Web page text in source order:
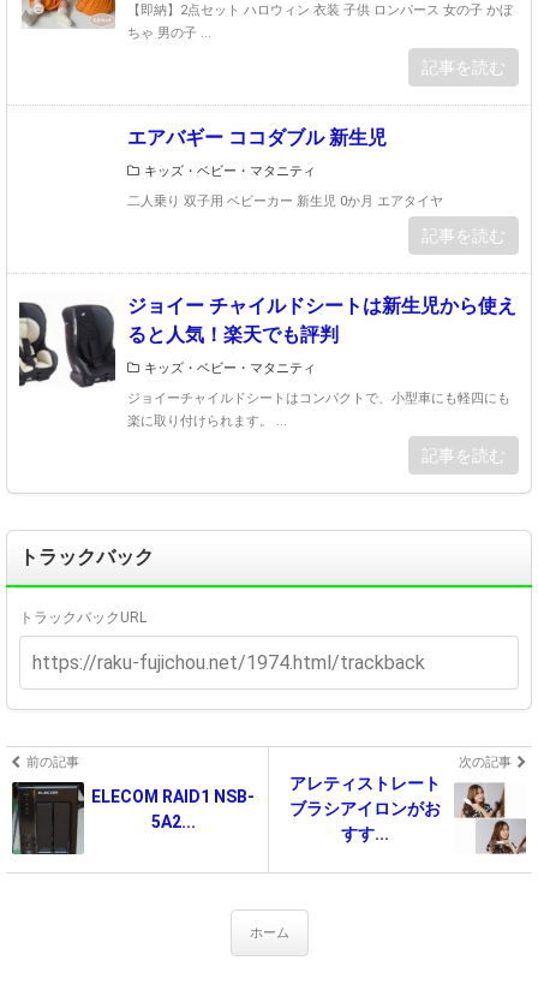
【即納】2点セット ハロウィン 衣装 子供 ロンパース 女の子 かぼ
ちゃ 男の子 ...
記事を読む
エアバギー ココダブル 新生児
キッズ・ベビー・マタニティ
二人乗り 双子用 ベビーカー 新生児 0か月 エアタイヤ
記事を読む
ジョイー チャイルドシートは新生児から使え
ると人気！楽天でも評判
キッズ・ベビー・マタニティ
ジョイーチャイルドシートはコンパクトで、小型車にも軽四にも
楽に取り付けられます。 ...
記事を読む
トラックバック
トラックバックURL
前の記事
ELECOM RAID1 NSB-
5A2...
次の記事
アレティストレート
ブラシアイロンがお
すす...
ホーム